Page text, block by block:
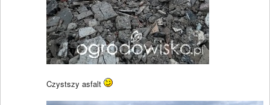
Czystszy asfalt